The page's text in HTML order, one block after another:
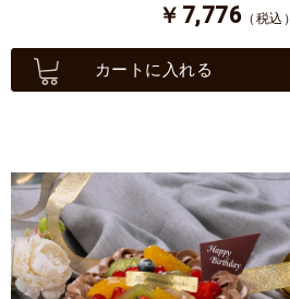
￥7,776 （税込）
カートに入れる